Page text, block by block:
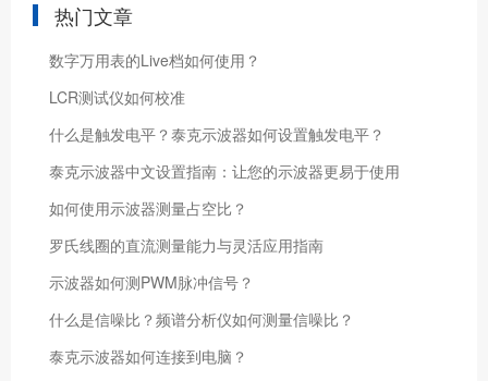
热门文章
数字万用表的Live档如何使用？
LCR测试仪如何校准
什么是触发电平？泰克示波器如何设置触发电平？
泰克示波器中文设置指南：让您的示波器更易于使用
如何使用示波器测量占空比？
罗氏线圈的直流测量能力与灵活应用指南
示波器如何测PWM脉冲信号？
什么是信噪比？频谱分析仪如何测量信噪比？
泰克示波器如何连接到电脑？